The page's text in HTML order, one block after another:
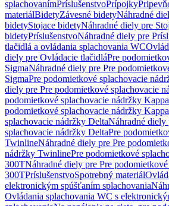
splachovanímPríslušenstvoPrípojky
materiálBidetyZávesné bidetyNáhradné
bidetyStojace bidetyNáhradné diely pre
bidetyPríslušenstvoNáhradné diely pre
tlačidlá a ovládania splachovania WC
diely pre Ovládacie tlačidláPre
SigmaNáhradné diely pre Pre
SigmaPre podomietkové splachovacie
diely pre Pre podomietkové splachovacie
podomietkové splachovacie nádržky Kappa
podomietkové splachovacie nádržky Kappa
splachovacie nádržky DeltaNáhradné diely
splachovacie nádržky DeltaPre
TwinlineNáhradné diely pre Pre
nádržky TwinlinePre podomietkové
300TNáhradné diely pre Pre
300TPríslušenstvoSpotrebný materiál
elektronickým spúšťaním splachovania
Ovládania splachovania WC s